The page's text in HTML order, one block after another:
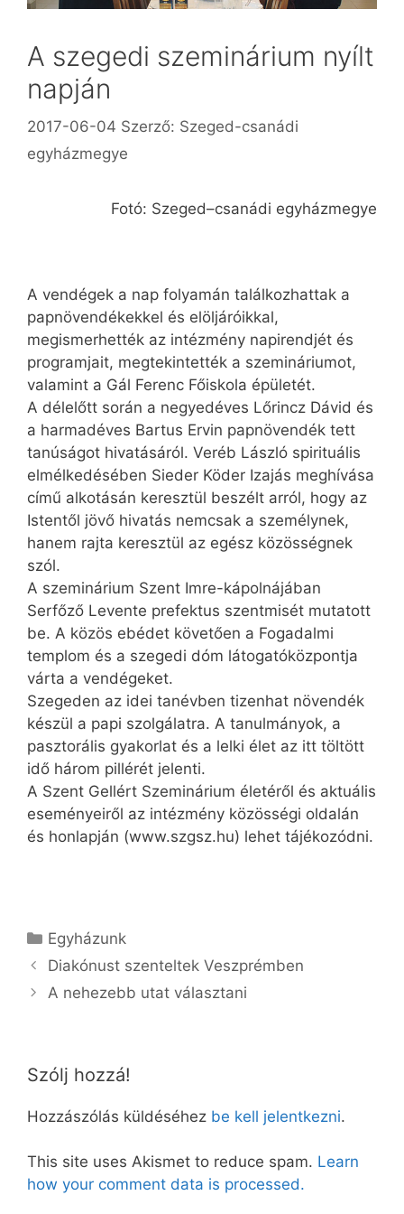
A szegedi szeminárium nyílt
napján
2017-06-04 Szerző: Szeged-csanádi
egyházmegye
Fotó: Szeged–csanádi egyházmegye
A vendégek a nap folyamán találkozhattak a
papnövendékekkel és elöljáróikkal,
megismerhették az intézmény napirendjét és
programjait, megtekintették a szemináriumot,
valamint a Gál Ferenc Főiskola épületét.
A délelőtt során a negyedéves Lőrincz Dávid és
a harmadéves Bartus Ervin papnövendék tett
tanúságot hivatásáról. Veréb László spirituális
elmélkedésében Sieder Köder Izajás meghívása
című alkotásán keresztül beszélt arról, hogy az
Istentől jövő hivatás nemcsak a személynek,
hanem rajta keresztül az egész közösségnek
szól.
A szeminárium Szent Imre-kápolnájában
Serfőző Levente prefektus szentmisét mutatott
be. A közös ebédet követően a Fogadalmi
templom és a szegedi dóm látogatóközpontja
várta a vendégeket.
Szegeden az idei tanévben tizenhat növendék
készül a papi szolgálatra. A tanulmányok, a
pasztorális gyakorlat és a lelki élet az itt töltött
idő három pillérét jelenti.
A Szent Gellért Szeminárium életéről és aktuális
eseményeiről az intézmény közösségi oldalán
és honlapján (www.szgsz.hu) lehet tájékozódni.
Kategória
Egyházunk
Diakónust szenteltek Veszprémben
A nehezebb utat választani
Szólj hozzá!
Hozzászólás küldéséhez be kell jelentkezni.
This site uses Akismet to reduce spam. Learn
how your comment data is processed.